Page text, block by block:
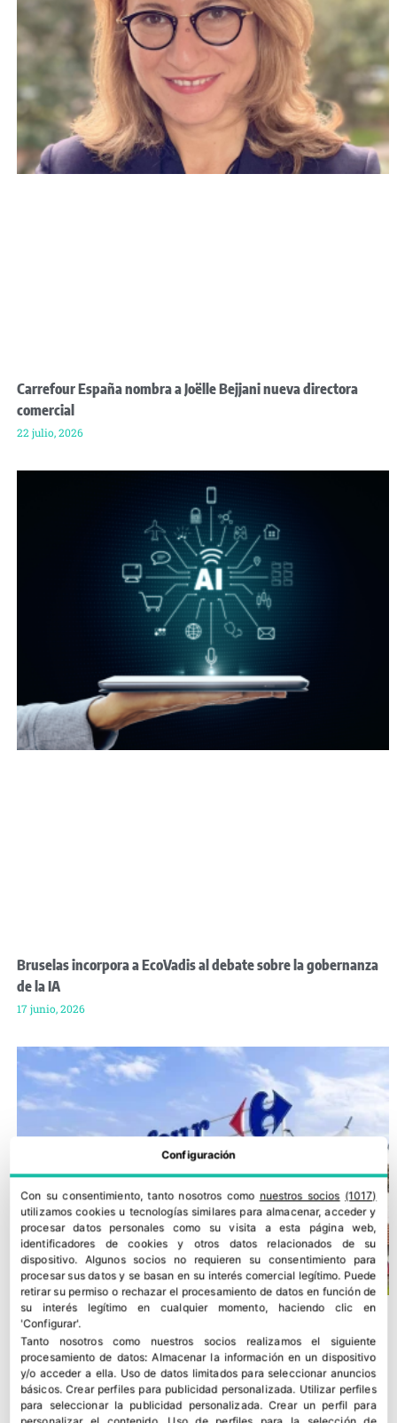
Carrefour España nombra a Joëlle Bejjani nueva directora
comercial
22 julio, 2026
Bruselas incorpora a EcoVadis al debate sobre la gobernanza
de la IA
17 junio, 2026
Configuración
Con su consentimiento, tanto nosotros como nuestros socios (1017)
utilizamos cookies u tecnologías similares para almacenar, acceder y
procesar datos personales como su visita a esta página web,
identificadores de cookies y otros datos relacionados de su
dispositivo. Algunos socios no requieren su consentimiento para
procesar sus datos y se basan en su interés comercial legítimo. Puede
retirar su permiso o rechazar el procesamiento de datos en función de
su interés legítimo en cualquier momento, haciendo clic en
'Configurar'.
Tanto nosotros como nuestros socios realizamos el siguiente
procesamiento de datos:Almacenar la información en un dispositivo
y/o acceder a ella. Uso de datos limitados para seleccionar anuncios
básicos.Crear perfiles para publicidad personalizada. Utilizar perfiles
para seleccionar la publicidad personalizada.Crear un perfil para